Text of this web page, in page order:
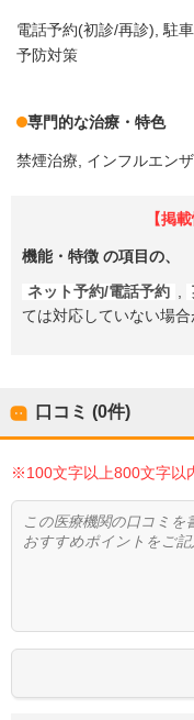
電話予約(初診/再診) 駐
予防対策
専門的な治療・特色
禁煙治療 インフルエン
【掲
機能・特徴 の項目の、
ネット予約/電話予約 ,
ては対応していない場
口コミ (0件)
※100文字以上800文字以